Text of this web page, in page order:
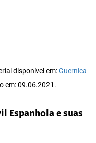
disponível em:Guernica
em: 09.06.2021.
Espanhola e suas